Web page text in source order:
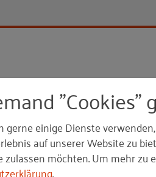
– Metatheorietool/
"Cookies"
gerne einige Dienste
auf unserer Website zu
zulassen möchten.Um mehr zu
.